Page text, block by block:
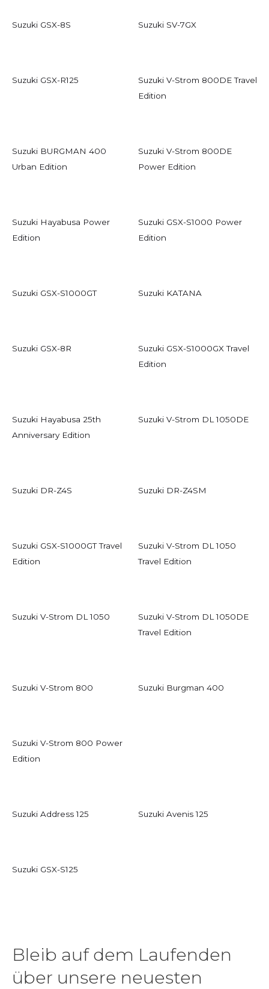
Suzuki GSX-8S Suzuki SV-7GX
Suzuki GSX-R125
Suzuki V-Strom 800DE Travel
Edition
Suzuki BURGMAN 400
Urban Edition
Suzuki V-Strom 800DE
Power Edition
Suzuki Hayabusa Power
Edition
Suzuki GSX-S1000 Power
Edition
Suzuki GSX-S1000GT Suzuki KATANA
Suzuki GSX-8R
Suzuki GSX-S1000GX Travel
Edition
Suzuki Hayabusa 25th
Anniversary Edition
Suzuki V-Strom DL 1050DE
Suzuki DR-Z4S Suzuki DR-Z4SM
Suzuki GSX-S1000GT Travel
Edition
Suzuki V-Strom DL 1050
Travel Edition
Suzuki V-Strom DL 1050
Suzuki V-Strom DL 1050DE
Travel Edition
Suzuki V-Strom 800 Suzuki Burgman 400
Suzuki V-Strom 800 Power
Edition
Suzuki Address 125 Suzuki Avenis 125
Suzuki GSX-S125
Bleib auf dem Laufenden
über unsere neuesten